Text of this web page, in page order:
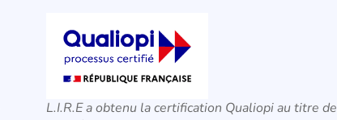
L.I.R.E a obtenu la certification Qualiopi au titre de